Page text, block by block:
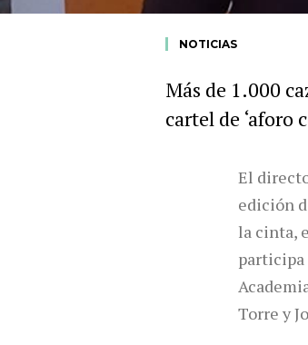
NOTICIAS
Más de 1.000
cartel de ‘aforo
El
edición
la cinta,
participa
Torre y